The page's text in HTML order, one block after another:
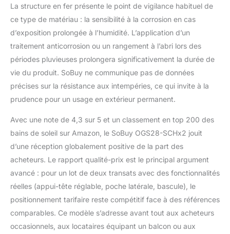
La structure en fer présente le point de vigilance habituel de
ce type de matériau : la sensibilité à la corrosion en cas
d’exposition prolongée à l’humidité. L’application d’un
traitement anticorrosion ou un rangement à l’abri lors des
périodes pluvieuses prolongera significativement la durée de
vie du produit. SoBuy ne communique pas de données
précises sur la résistance aux intempéries, ce qui invite à la
prudence pour un usage en extérieur permanent.
Avec une note de 4,3 sur 5 et un classement en top 200 des
bains de soleil sur Amazon, le SoBuy OGS28-SCHx2 jouit
d’une réception globalement positive de la part des
acheteurs. Le rapport qualité-prix est le principal argument
avancé : pour un lot de deux transats avec des fonctionnalités
réelles (appui-tête réglable, poche latérale, bascule), le
positionnement tarifaire reste compétitif face à des références
comparables. Ce modèle s’adresse avant tout aux acheteurs
occasionnels, aux locataires équipant un balcon ou aux